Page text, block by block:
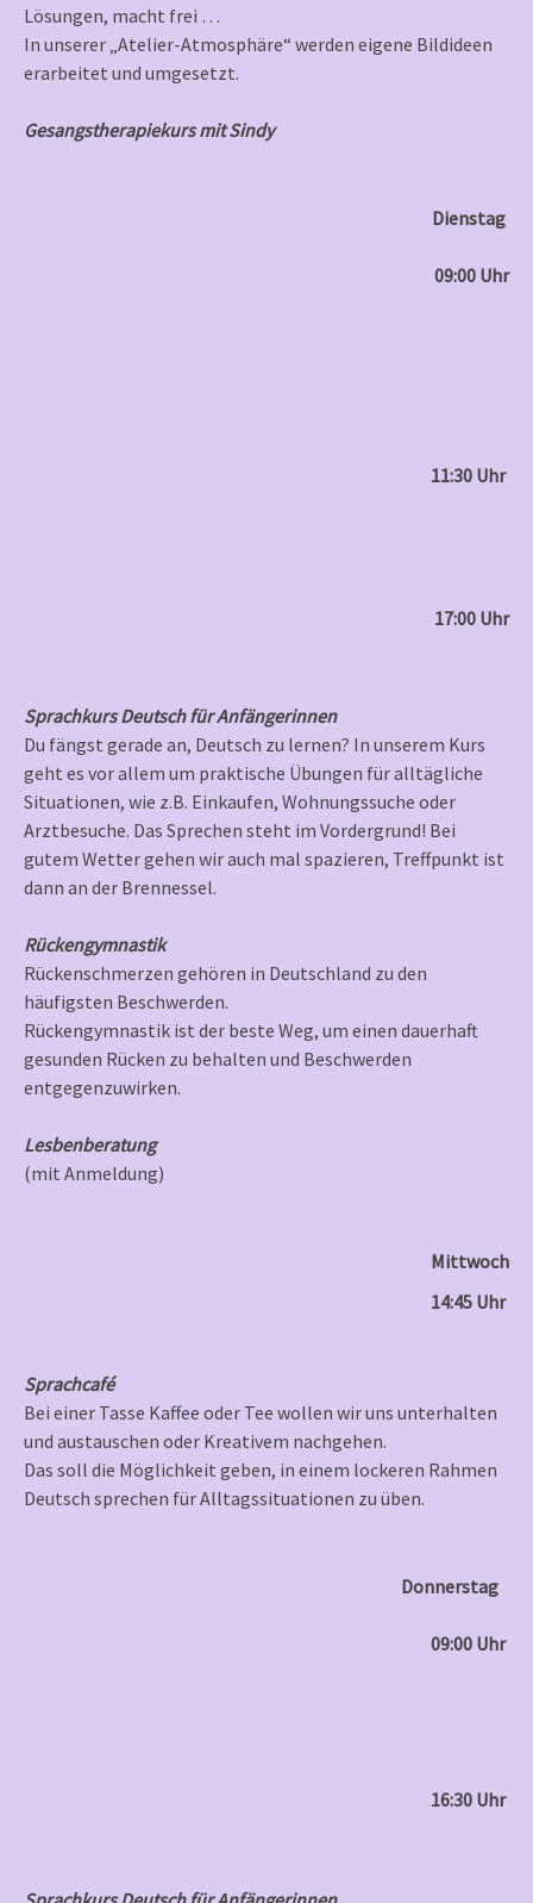
Lösungen, macht frei …
In unserer „Atelier-Atmosphäre“ werden eigene Bildideen
erarbeitet und umgesetzt.
Gesangstherapiekurs mit Sindy
Dienstag
09:00 Uhr
11:30 Uhr
17:00 Uhr
Sprachkurs Deutsch für Anfängerinnen
Du fängst gerade an, Deutsch zu lernen? In unserem Kurs
geht es vor allem um praktische Übungen für alltägliche
Situationen, wie z.B. Einkaufen, Wohnungssuche oder
Arztbesuche. Das Sprechen steht im Vordergrund! Bei
gutem Wetter gehen wir auch mal spazieren, Treffpunkt ist
dann an der Brennessel.
Rückengymnastik
Rückenschmerzen gehören in Deutschland zu den
häufigsten Beschwerden.
Rückengymnastik ist der beste Weg, um einen dauerhaft
gesunden Rücken zu behalten und Beschwerden
entgegenzuwirken.
Lesbenberatung
(mit Anmeldung)
Mittwoch
14:45 Uhr
Sprachcafé
Bei einer Tasse Kaffee oder Tee wollen wir uns unterhalten
und austauschen oder Kreativem nachgehen.
Das soll die Möglichkeit geben, in einem lockeren Rahmen
Deutsch sprechen für Alltagssituationen zu üben.
Donnerstag
09:00 Uhr
16:30 Uhr